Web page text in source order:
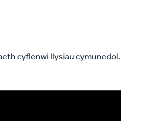
cyflenwi llysiau cymunedol.